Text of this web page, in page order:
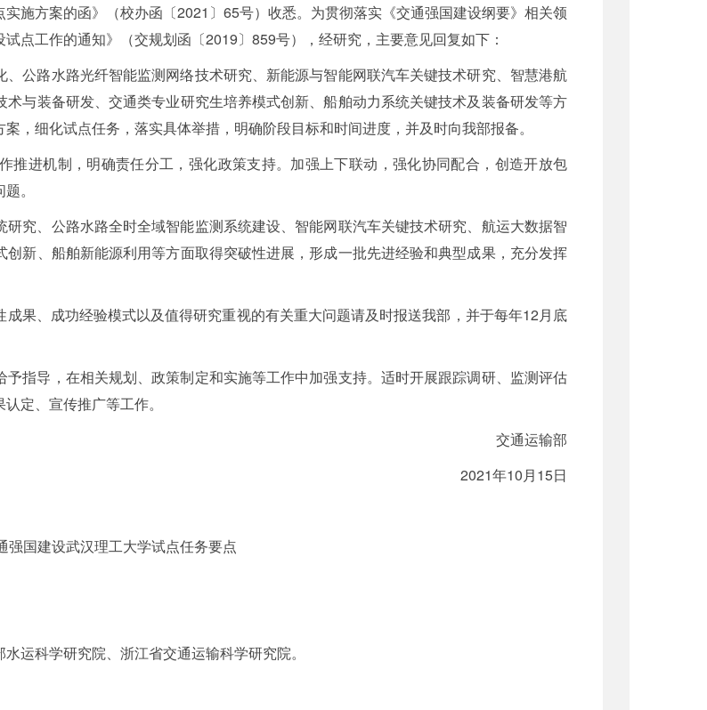
施方案的函》（校办函〔2021〕65号）收悉。为贯彻落实《交通强国建设纲要》相关领
点工作的通知》（交规划函〔2019〕859号），经研究，主要意见回复如下：
公路水路光纤智能监测网络技术研究、新能源与智能网联汽车关键技术研究、智慧港航
与装备研发、交通类专业研究生培养模式创新、船舶动力系统关键技术及装备研发等方
，细化试点任务，落实具体举措，明确阶段目标和时间进度，并及时向我部报备。
推进机制，明确责任分工，强化政策支持。加强上下联动，强化协同配合，创造开放包
。
究、公路水路全时全域智能监测系统建设、智能网联汽车关键技术研究、航运大数据智
新、船舶新能源利用等方面取得突破性进展，形成一批先进经验和典型成果，充分发挥
果、成功经验模式以及值得研究重视的有关重大问题请及时报送我部，并于每年12月底
指导，在相关规划、政策制定和实施等工作中加强支持。适时开展跟踪调研、监测评估
定、宣传推广等工作。
交通运输部
2021年10月15日
强国建设武汉理工大学试点任务要点
运科学研究院、浙江省交通运输科学研究院。